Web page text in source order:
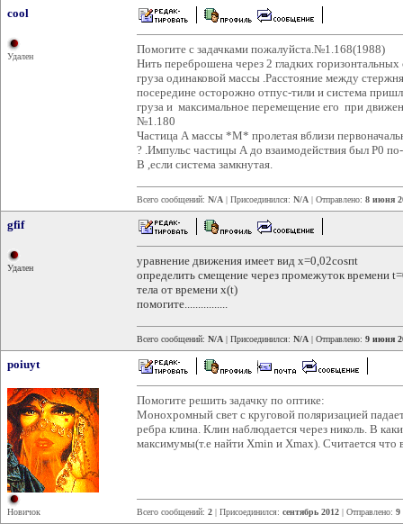
cool
Удален
Помогите с задачками пожалуйста.№1.168(1988)
Нить переброшена через 2 гладких
груза одинаковой массы .Расстояние между
посередине осторожно отпус-тили и система
груза и максимальное перемещение его при
№1.180
Частица А массы *М* пролетая вблизи
? .Импульс частицы А до взаимодействия был Р0
В ,если система замкнутая.
Всего сообщений: N/A | Присоединился: N/A | Отправлено: 8 июня
gfif
Удален
уравнение движения имеет вид х=0,02cosпt
определить смещение через промежуток времени
тела от времени х(t)
помогите................
Всего сообщений: N/A | Присоединился: N/A | Отправлено: 9 июня
poiuyt
Новичок
Помогите решить задачку по оптике:
Монохромный свет с круговой поляризацией
ребра клина. Клин наблюдается через николь. В
максимумы(т.е найти Xmin и Xmax). Считается что
Всего сообщений: 2 | Присоединился: сентябрь 2012 | Отправлено: 9